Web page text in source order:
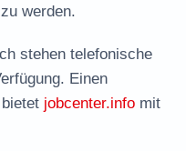
werden.
stehen telefonische
Einen
jobcenter.info mit